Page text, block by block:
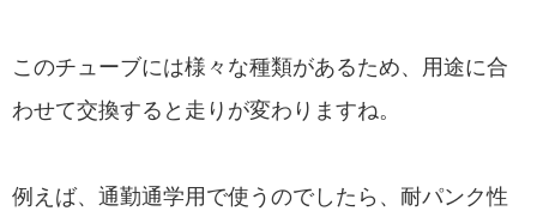
このチューブには様々な種類があるため、用途に合
わせて交換すると走りが変わりますね。
例えば、通勤通学用で使うのでしたら、耐パンク性